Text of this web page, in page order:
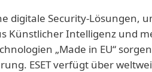
digitale Security-Lösungen,
Künstlicher Intelligenz und
„Made in EU“
ESET verfügt über